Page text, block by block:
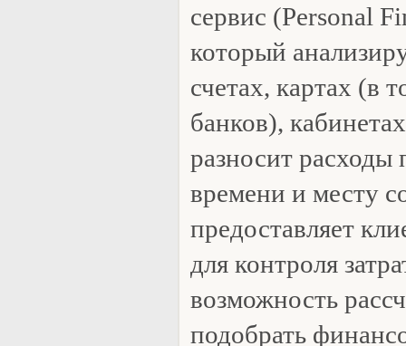
сервис (Personal
который
счетах, картах (в
банков),
разносит расходы
времени и месту
предоставляет
для контроля
возможность
подобрать